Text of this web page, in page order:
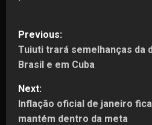
P
o
s
t
Previous:
Tuiuti trará semelhanças da
Brasil e em Cuba
Next:
Inflação oficial de janeiro
mantém dentro da meta